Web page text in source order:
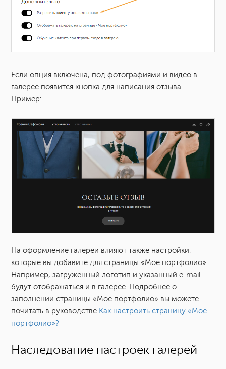
Если опция включена, под фотографиями и видео в
галерее появится кнопка для написания отзыва.
Пример:
На оформление галереи влияют также настройки,
которые вы добавите для страницы «Мое портфолио».
Например, загруженный логотип и указанный e-mail
будут отображаться и в галерее. Подробнее о
заполнении страницы «Мое портфолио» вы можете
почитать в руководстве Как настроить страницу «Мое
портфолио»?
Наследование настроек галерей